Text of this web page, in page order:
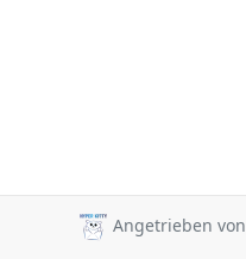
Angetrieben von